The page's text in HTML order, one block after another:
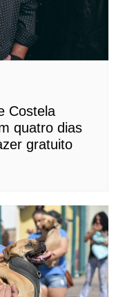
Costela
quatro dias
gratuito